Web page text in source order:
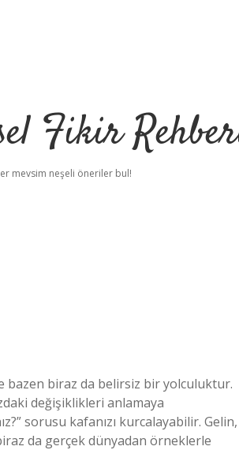
Fikir
mevsim neşeli öneriler bul!
bazen biraz da belirsiz bir yolculuktur.
değişiklikleri anlamaya
sorusu kafanızı kurcalayabilir. Gelin,
da gerçek dünyadan örneklerle